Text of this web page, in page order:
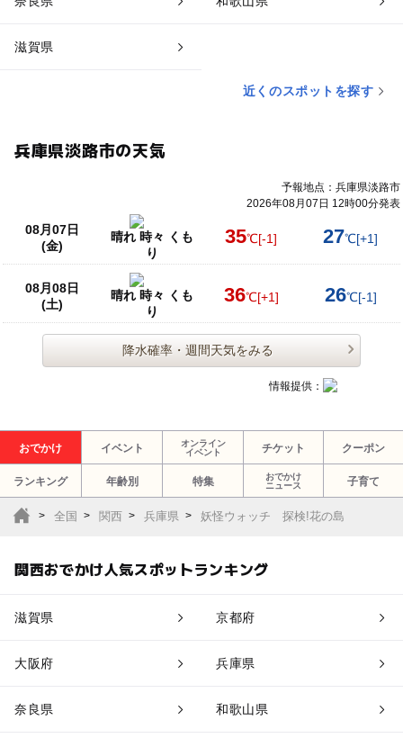
滋賀県
近くのスポットを探す
兵庫県淡路市の天気
予報地点：兵庫県淡路市
2026年08月07日 12時00分発表
08月07日
(金)
晴れ 時々 くも
り
35℃[-1] 27℃[+1]
08月08日
(土)
晴れ 時々 くも
り
36℃[+1] 26℃[-1]
降水確率・週間天気をみる
情報提供：
おでかけ イベント
オンライン
イベント
チケット クーポン
ランキング 年齢別 特集
おでかけ
ニュース
子育て
全国 関西 兵庫県 妖怪ウォッチ 探検!花の島
関西おでかけ人気スポットランキング
滋賀県 京都府
大阪府 兵庫県
奈良県 和歌山県